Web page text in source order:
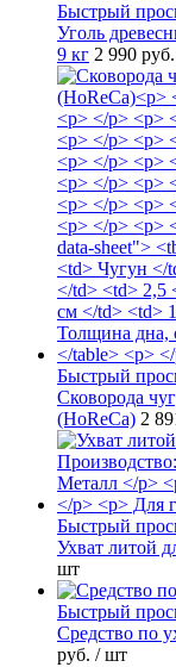
Быстрый
Уголь
9 кг 2 990 руб.
Быстрый
Сковорода
(HoReCa) 2
Быстрый
Ухват литой
шт
Быстрый
Средство по
руб. / шт